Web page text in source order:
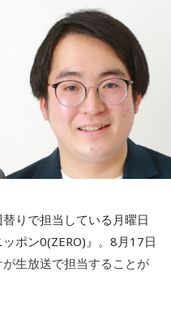
全国ネットで生放送。ラ
radikoのエリアフリー機
とができる。
う忘れられてるのかと思
ですね。僕も借りていた
かに「満を持して…」って
ていただいたからには本
りで担当している月曜日
ポン0(ZERO)』。8月17日
が生放送で担当することが